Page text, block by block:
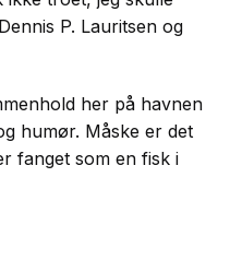
P. Lauritsen og
her på havnen
humør. Måske er det
fanget som en fisk i